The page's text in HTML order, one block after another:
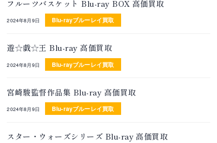
フルーツバスケット Blu-ray BOX 高価買取
2024年8月9日 Blu-rayブルーレイ買取
遊☆戯☆王 Blu-ray 高価買取
2024年8月9日 Blu-rayブルーレイ買取
宮崎駿監督作品集 Blu-ray 高価買取
2024年8月9日 Blu-rayブルーレイ買取
スター・ウォーズシリーズ Blu-ray 高価買取